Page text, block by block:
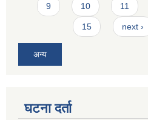
9 10 11
15 next ›
अन्य
घटना दर्ता